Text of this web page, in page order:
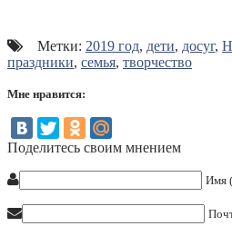
Метки: 2019 год, дети, досуг,
праздники, семья, творчество
Мне нравится:
Поделитесь своим мнением
Имя